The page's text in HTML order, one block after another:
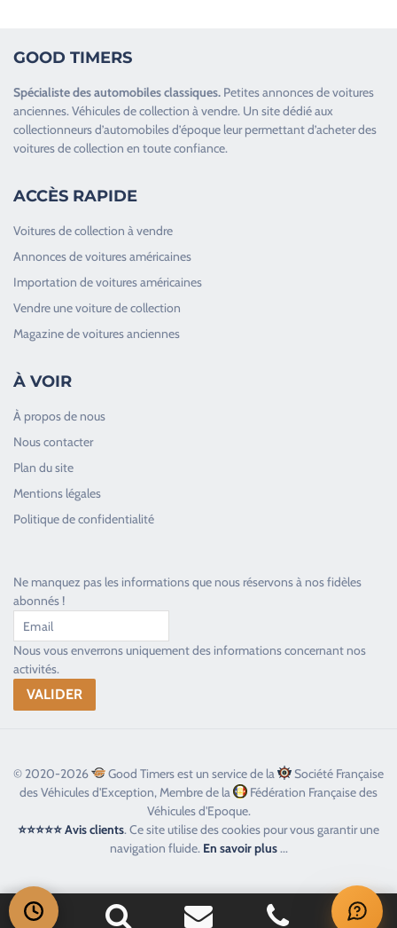
GOOD TIMERS
Spécialiste desautomobiles classiques. Petites annonces devoitures
anciennes.Véhicules de collection à vendre. Un site dédié aux
collectionneurs d’automobiles d’époque leur permettant d’acheter des
voitures de collection en toute confiance.
ACCÈS RAPIDE
Voitures de collection à vendre
Annonces de voitures américaines
Importation de voitures américaines
Vendre une voiture de collection
Magazine de voitures anciennes
À VOIR
À propos de nous
Nous contacter
Plan du site
Mentions légales
Politique de confidentialité
Ne manquez pas les informations que nous réservons à nos fidèles
abonnés !
Nous vous enverrons uniquement des informations concernant nos
activités.
© 2020-2026 Good Timers est un service de la
Société Française
des Véhicules d'Exception, Membre de la
Fédération Française des
Véhicules d'Epoque.
⭐⭐⭐⭐⭐ Avis clients. Ce site utilise des cookies pour vous garantir une
navigation fluide. En savoir plus...
Toujours heureux d'aider les passionnés